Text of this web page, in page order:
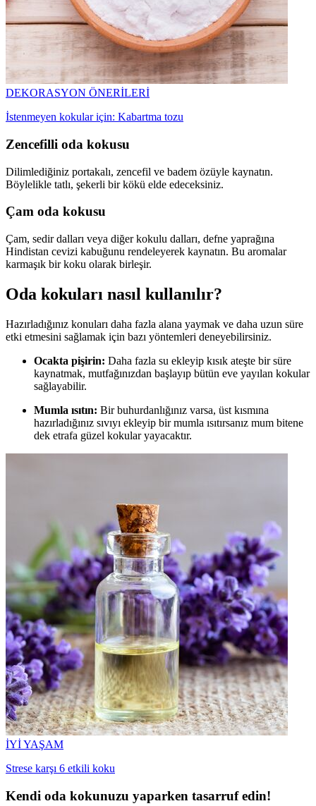
DEKORASYON ÖNERİLERİ
İstenmeyen kokular için: Kabartma tozu
Zencefilli oda kokusu
Dilimlediğiniz portakalı, zencefil ve badem özüyle kaynatın.
Böylelikle tatlı, şekerli bir kökü elde edeceksiniz.
Çam oda kokusu
Çam, sedir dalları veya diğer kokulu dalları, defne yaprağına
Hindistan cevizi kabuğunu rendeleyerek kaynatın. Bu aromalar
karmaşık bir koku olarak birleşir.
Oda kokuları nasıl kullanılır?
Hazırladığınız konuları daha fazla alana yaymak ve daha uzun süre
etki etmesini sağlamak için bazı yöntemleri deneyebilirsiniz.
Ocakta pişirin: Daha fazla su ekleyip kısık ateşte bir süre
kaynatmak, mutfağınızdan başlayıp bütün eve yayılan kokular
sağlayabilir.
Mumla ısıtın: Bir buhurdanlığınız varsa, üst kısmına
hazırladığınız sıvıyı ekleyip bir mumla ısıtırsanız mum bitene
dek etrafa güzel kokular yayacaktır.
İYİ YAŞAM
Strese karşı 6 etkili koku
Kendi oda kokunuzu yaparken tasarruf edin!